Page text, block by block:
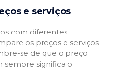
e serviços
com diferentes
os preços e serviços
se de que o preço
sempre significa o